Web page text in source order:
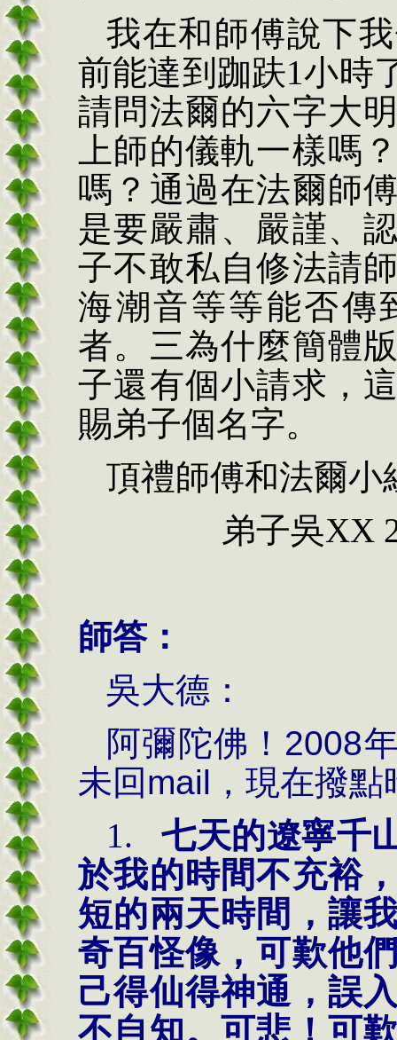
我在和師傅說下
前能達到跏趺1小時
請問法爾的六字大
上師的儀軌一樣嗎
嗎？通過在法爾師
是要嚴肅、嚴謹、
子不敢私自修法請
海潮音等等能否傳
者。三為什麼簡體
子還有個小請求，
賜弟子個名字。
頂禮師傅和法爾小
弟子吳XX
師答：
吳大德：
阿彌陀佛！ 2008
未回 mail ，現在撥
1.
七天的遼寧千
於我的時間不充裕
短的兩天時間，讓
奇百怪像，可歎他
己得仙得神通，誤
不自知。可悲！可